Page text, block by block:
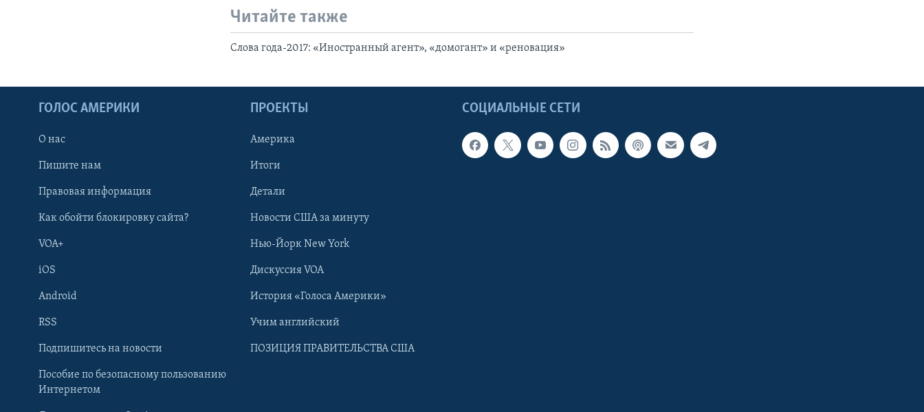
Learning English
Читайте также
Слова года-2017: «Иностранный агент», «домогант» и «реновация»
СОЦИАЛЬНЫЕ СЕТИ
ГОЛОС АМЕРИКИ
О нас
Пишите нам
Правовая информация
Как обойти блокировку сайта?
VOA+
iOS
Android
RSS
Подпишитесь на новости
Пособие по безопасному пользованию
Интернетом
ПРОЕКТЫ
Америка
Итоги
Детали
Новости США за минуту
Нью-Йорк New York
Дискуссия VOA
История «Голоса Америки»
Учим английский
ПОЗИЦИЯ ПРАВИТЕЛЬСТВА США